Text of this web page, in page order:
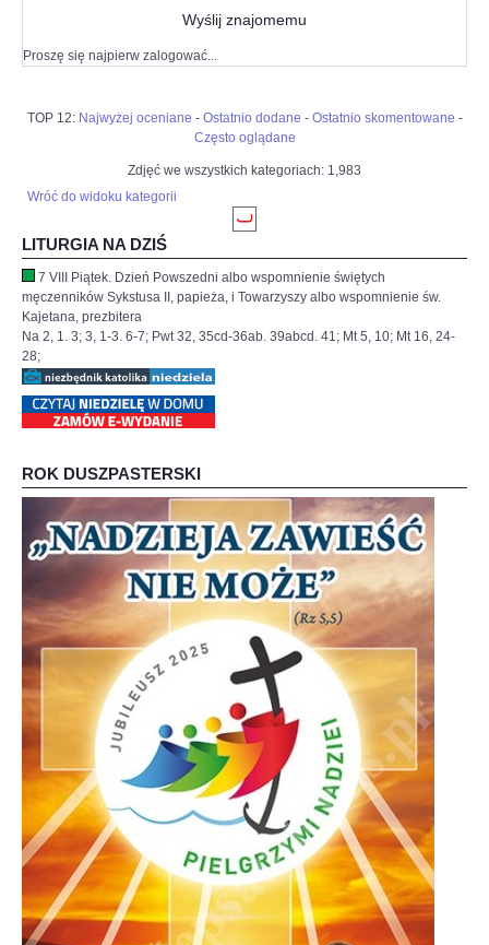
Wyślij znajomemu
Proszę się najpierw zalogować...
TOP 12: Najwyżej oceniane - Ostatnio dodane - Ostatnio skomentowane -
Często oglądane
Zdjęć we wszystkich kategoriach: 1,983
Wróć do widoku kategorii
LITURGIA NA DZIŚ
7 VIII Piątek. Dzień Powszedni albo wspomnienie świętych
męczenników Sykstusa II, papieża, i Towarzyszy albo wspomnienie św.
Kajetana, prezbitera
Na 2, 1. 3; 3, 1-3. 6-7; Pwt 32, 35cd-36ab. 39abcd. 41; Mt 5, 10; Mt 16, 24-
28;
ROK DUSZPASTERSKI